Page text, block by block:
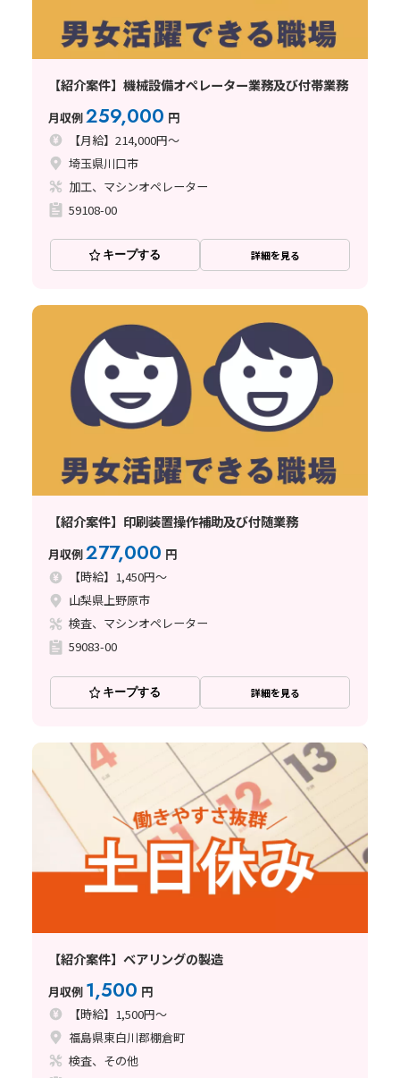
【紹介案件】機械設備オペレーター業務及び付帯業務
月収例259,000 円
【月給】214,000円～
埼玉県川口市
加工、マシンオペレーター
59108-00
キープする 詳細を見る
【紹介案件】印刷装置操作補助及び付随業務
月収例277,000 円
【時給】1,450円～
山梨県上野原市
検査、マシンオペレーター
59083-00
キープする 詳細を見る
【紹介案件】ベアリングの製造
月収例 1,500 円
【時給】1,500円～
福島県東白川郡棚倉町
検査、その他